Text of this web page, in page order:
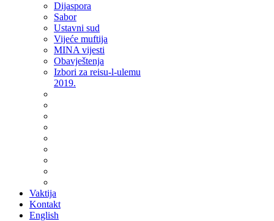
Dijaspora
Sabor
Ustavni sud
Vijeće muftija
MINA vijesti
Obavještenja
Izbori za reisu-l-ulemu
2019.
Vaktija
Kontakt
English